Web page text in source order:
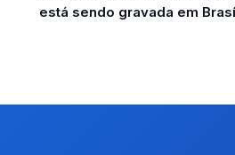
está sendo gravada em